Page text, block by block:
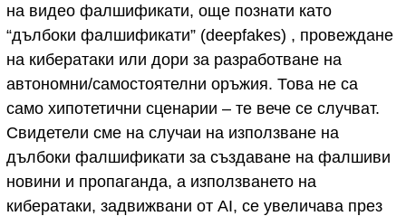
на видео фалшификати, още познати като
“дълбоки фалшификати” (deepfakes) , провеждане
на кибератаки или дори за разработване на
автономни/самостоятелни оръжия. Това не са
само хипотетични сценарии – те вече се случват.
Свидетели сме на случаи на използване на
дълбоки фалшификати за създаване на фалшиви
новини и пропаганда, а използването на
кибератаки, задвижвани от AI, се увеличава през